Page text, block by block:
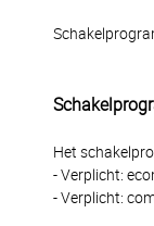
Het
- Verplicht:
- Verplicht: